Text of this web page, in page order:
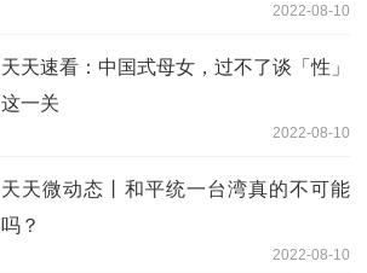
2022-08-10
天天速看：中国式母女，过不了谈「性」
这一关
2022-08-10
天天微动态丨和平统一台湾真的不可能
吗？
2022-08-10